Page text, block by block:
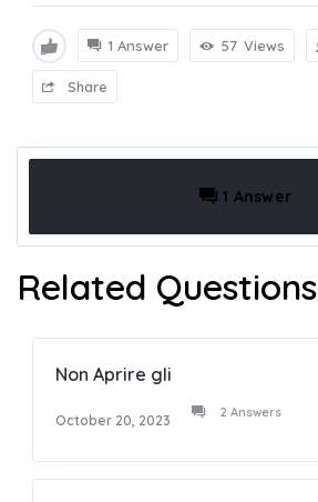
1 Answer 57 Views
Share
1 Answer
Related Questions
Non Aprire gli
October 20, 2023 2 Answers